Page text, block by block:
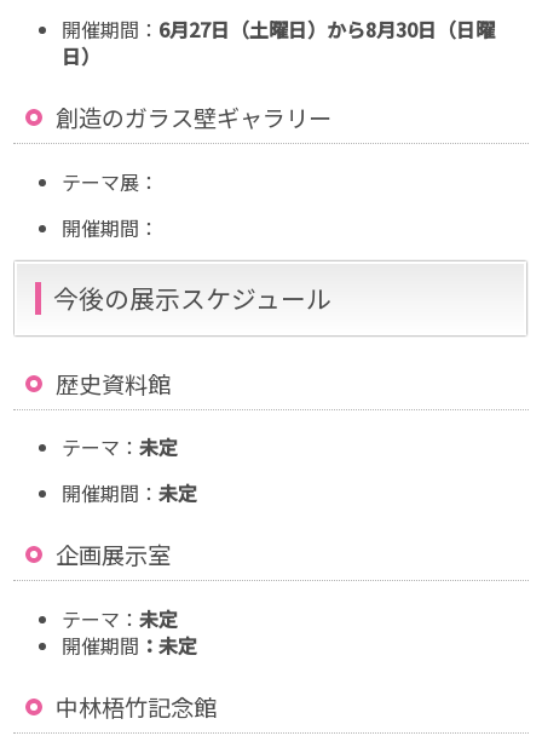
開催期間： 6月27日（土曜日）から8月30日（日曜
日）
創造のガラス壁ギャラリー
テーマ展：
開催期間：
今後の展示スケジュール
歴史資料館
テーマ：未定
開催期間：未定
企画展示室
テーマ：未定
開催期間 ：未定
中林梧竹記念館